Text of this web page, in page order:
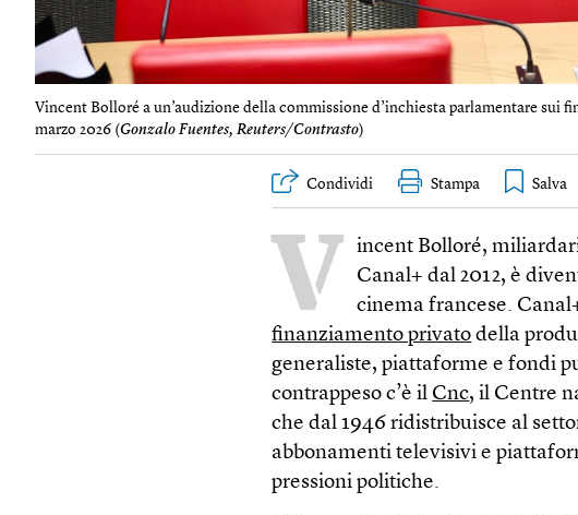
Vincent Bolloré a un’audizione della commissione d’inchiesta parlamentare sui
marzo 2026 (Gonzalo Fuentes, Reuters/Contrasto)
Condividi Stampa
V
incent Bolloré,
Canal+ dal 2012, è
cinema francese.
finanziamento privato della
generaliste, piattaforme e fondi
contrappeso c’è il Cnc, il Centre
che dal 1946 ridistribuisce al
abbonamenti televisivi e
pressioni politiche.